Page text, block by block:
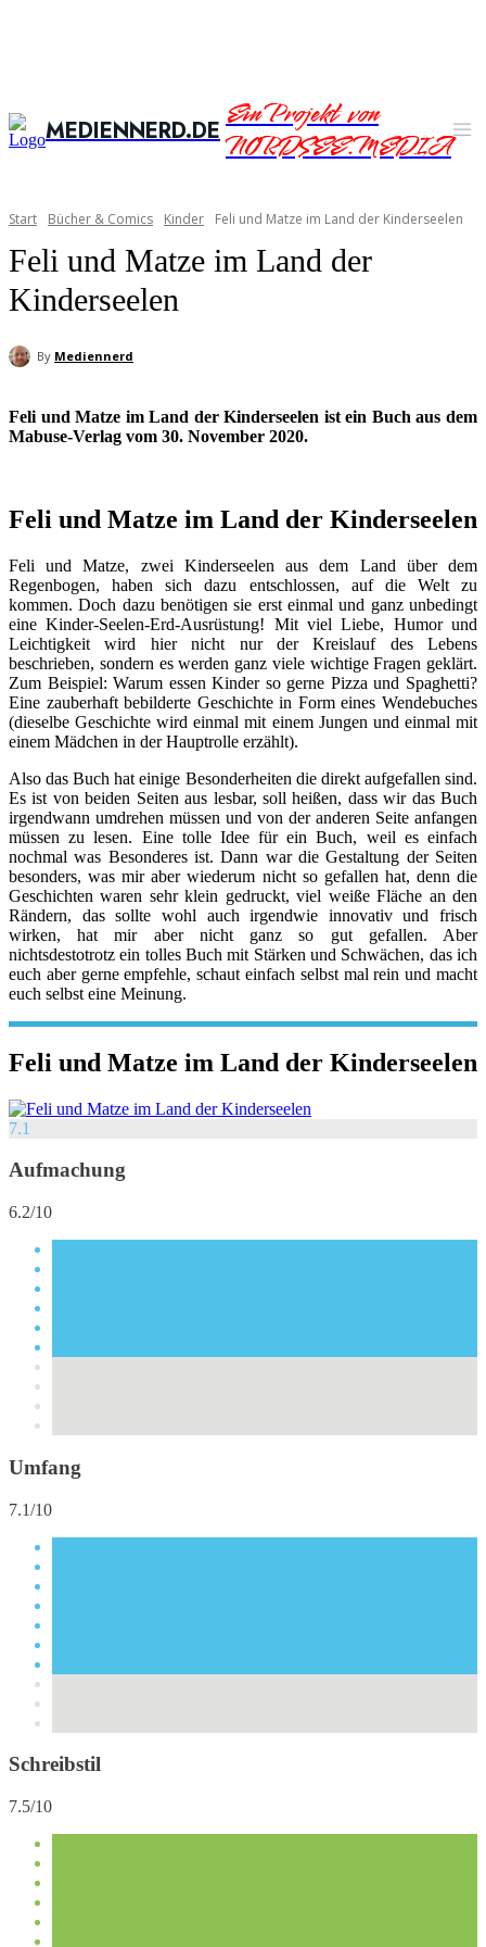
MEDIENNERD.DEEin Projekt von
NORDSEE.MEDIA
Start Bücher & Comics Kinder Feli und Matze im Land der Kinderseelen
Feli und Matze im Land der
Kinderseelen
By Mediennerd
Feli und Matze im Land der Kinderseelen ist ein Buch aus dem
Mabuse-Verlag vom 30. November 2020.
Feli und Matze im Land der Kinderseelen
Feli und Matze, zwei Kinderseelen aus dem Land über dem
Regenbogen, haben sich dazu entschlossen, auf die Welt zu
kommen. Doch dazu benötigen sie erst einmal und ganz unbedingt
eine Kinder-Seelen-Erd-Ausrüstung! Mit viel Liebe, Humor und
Leichtigkeit wird hier nicht nur der Kreislauf des Lebens
beschrieben, sondern es werden ganz viele wichtige Fragen geklärt.
Zum Beispiel: Warum essen Kinder so gerne Pizza und Spaghetti?
Eine zauberhaft bebilderte Geschichte in Form eines Wendebuches
(dieselbe Geschichte wird einmal mit einem Jungen und einmal mit
einem Mädchen in der Hauptrolle erzählt).
Also das Buch hat einige Besonderheiten die direkt aufgefallen sind.
Es ist von beiden Seiten aus lesbar, soll heißen, dass wir das Buch
irgendwann umdrehen müssen und von der anderen Seite anfangen
müssen zu lesen. Eine tolle Idee für ein Buch, weil es einfach
nochmal was Besonderes ist. Dann war die Gestaltung der Seiten
besonders, was mir aber wiederum nicht so gefallen hat, denn die
Geschichten waren sehr klein gedruckt, viel weiße Fläche an den
Rändern, das sollte wohl auch irgendwie innovativ und frisch
wirken, hat mir aber nicht ganz so gut gefallen. Aber
nichtsdestotrotz ein tolles Buch mit Stärken und Schwächen, das ich
euch aber gerne empfehle, schaut einfach selbst mal rein und macht
euch selbst eine Meinung.
Feli und Matze im Land der Kinderseelen
7.1
Aufmachung
6.2/10
Umfang
7.1/10
Schreibstil
7.5/10